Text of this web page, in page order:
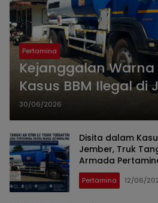
Pertamina
Kejanggalan
Kasus BBM Ilegal di
E-Samsat Merah
Putih
30/06/2026
Disita dalam
Jember, Truk
Armada
Pertamina 12/06/